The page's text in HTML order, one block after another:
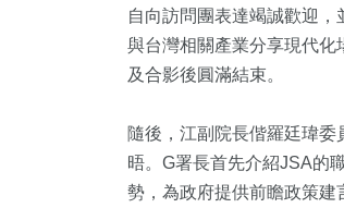
自向訪問團表達竭誠歡迎，
與台灣相關產業分享現代
及合影後圓滿結束。
隨後，江副院長偕羅廷瑋
晤。G署長首先介紹JSA的
勢，為政府提供前瞻政策
+
旅遊
15+
2024總統大選
637+
文教
539+
健康及醫療